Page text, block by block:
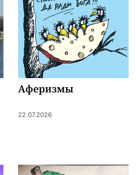
Аферизмы
22.07.2026